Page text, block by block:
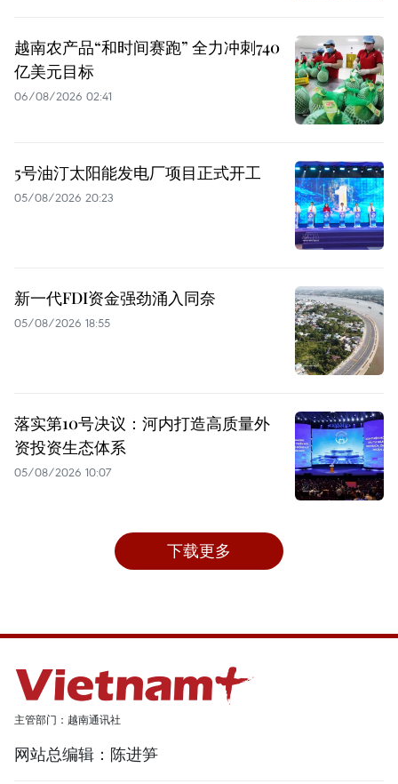
越南农产品“和时间赛跑” 全力冲刺740
亿美元目标
06/08/2026 02:41
5号油汀太阳能发电厂项目正式开工
05/08/2026 20:23
新一代FDI资金强劲涌入同奈
05/08/2026 18:55
落实第10号决议：河内打造高质量外
资投资生态体系
05/08/2026 10:07
下载更多
主管部门：越南通讯社
网站总编辑：陈进笋